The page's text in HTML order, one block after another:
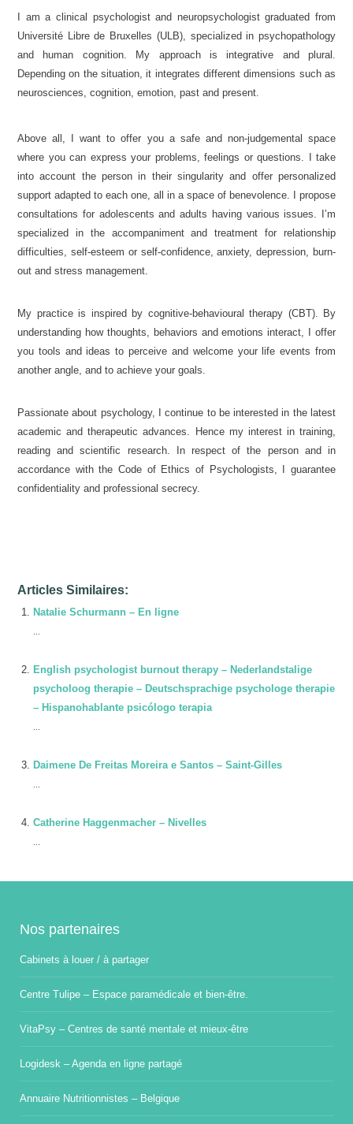
I am a clinical psychologist and neuropsychologist graduated from
Université Libre de Bruxelles (ULB), specialized in psychopathology
and human cognition. My approach is integrative and plural.
Depending on the situation, it integrates different dimensions such as
neurosciences, cognition, emotion, past and present.
Above all, I want to offer you a safe and non-judgemental space
where you can express your problems, feelings or questions. I take
into account the person in their singularity and offer personalized
support adapted to each one, all in a space of benevolence. I propose
consultations for adolescents and adults having various issues. I’m
specialized in the accompaniment and treatment for relationship
difficulties, self-esteem or self-confidence, anxiety, depression, burn-
out and stress management.
My practice is inspired by cognitive-behavioural therapy (CBT). By
understanding how thoughts, behaviors and emotions interact, I offer
you tools and ideas to perceive and welcome your life events from
another angle, and to achieve your goals.
Passionate about psychology, I continue to be interested in the latest
academic and therapeutic advances. Hence my interest in training,
reading and scientific research. In respect of the person and in
accordance with the Code of Ethics of Psychologists, I guarantee
confidentiality and professional secrecy.
Articles Similaires:
Natalie Schurmann – En ligne
English psychologist burnout therapy – Nederlandstalige
psycholoog therapie – Deutschsprachige psychologe therapie
– Hispanohablante psicólogo terapia
Daimene De Freitas Moreira e Santos – Saint-Gilles
Catherine Haggenmacher – Nivelles
Nos partenaires
Cabinets à louer / à partager
Centre Tulipe – Espace paramédicale et bien-être.
VitaPsy – Centres de santé mentale et mieux-être
Logidesk – Agenda en ligne partagé
Annuaire Nutritionnistes – Belgique